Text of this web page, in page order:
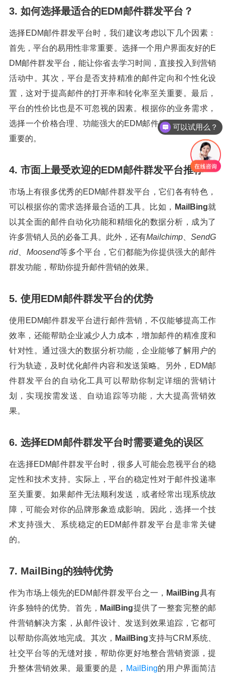
3. 如何选择最适合的EDM邮件群发平台？
选择EDM邮件群发平台时，我们建议考虑以下几个因素：
首先，平台的易用性非常重要。选择一个用户界面友好的E
DM邮件群发平台，能让你省去学习时间，直接投入到营销
活动中。其次，平台是否支持精准的邮件定向和个性化设
置，这对于提高邮件的打开率和转化率至关重要。最后，
平台的性价比也是不可忽视的因素。根据你的业务需求，
选择一个价格合理、功能强大的EDM邮件群发平台是非常
重要的。
4. 市面上最受欢迎的EDM邮件群发平台推荐
市场上有很多优秀的EDM邮件群发平台，它们各有特色，
可以根据你的需求选择最合适的工具。比如，
MailBing就
以其全面的邮件自动化功能和精细化的数据分析，成为了
许多营销人员的必备工具。此外，还有Mailchimp、SendG
rid、 Moosend等多个平台，它们都能为你提供强大的邮件
群发功能，帮助你提升邮件营销的效果。
5. 使用EDM邮件群发平台的优势
使用EDM邮件群发平台进行邮件营销，不仅能够提高工作
效率，还能帮助企业减少人力成本，增加邮件的精准度和
针对性。通过强大的数据分析功能，企业能够了解用户的
行为轨迹，及时优化邮件内容和发送策略。另外，EDM邮
件群发平台的自动化工具可以帮助你制定详细的营销计
划，实现按需发送、自动追踪等功能，大大提高营销效
果。
6. 选择EDM邮件群发平台时需要避免的误区
在选择EDM邮件群发平台时，很多人可能会忽视平台的稳
定性和技术支持。实际上，平台的稳定性对于邮件投递率
至关重要。如果邮件无法顺利发送，或者经常出现系统故
障，可能会对你的品牌形象造成影响。因此，选择一个技
术支持强大、系统稳定的EDM邮件群发平台是非常关键
的。
7. MailBing的独特优势
作为市场上领先的EDM邮件群发平台之一， MailBing具有
许多独特的优势。首先， MailBing提供了一整套完整的邮
件营销解决方案，从邮件设计、发送到效果追踪，它都可
以帮助你高效地完成。其次， MailBing支持与CRM系统、
社交平台等的无缝对接，帮助你更好地整合营销资源，提
升整体营销效果。最重要的是， MailBing的用户界面简洁
可以试用么？